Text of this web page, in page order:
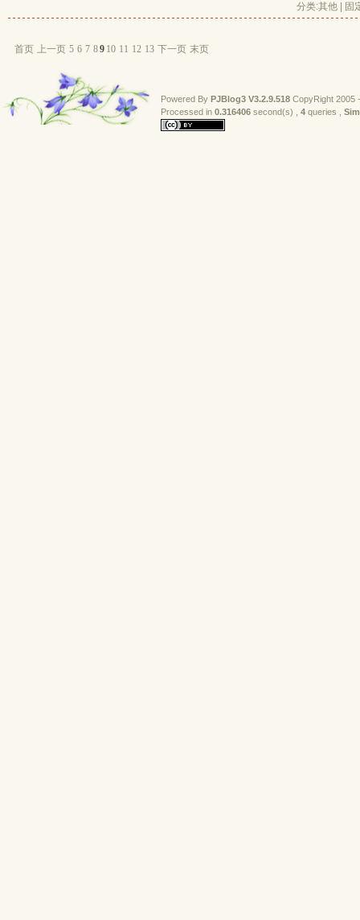
分类:其他 固
首页 上一页 5 6 7 89 10 11 12 13 下一页 末页
Powered By PJBlog3 V3.2.9.518 CopyRight 2005
Processed in 0.316406 second(s) , 4 queries ,